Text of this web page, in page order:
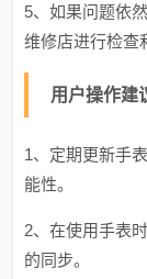
5、如果问题依
维修店进行检查
用户操作建
1、定期更新手
能性。
2、在使用手表
的同步。